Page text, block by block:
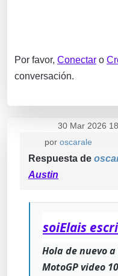
Por favor, Conectar o
conversación.
30 Mar 2026
por oscarale
Respuesta de
Austin
soiElais
Hola de nuevo
MotoGP video